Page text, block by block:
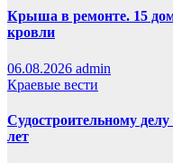
Крыша в ремонте. 15
кровли
06.08.2026 admin
Краевые вести
Судостроительному
лет